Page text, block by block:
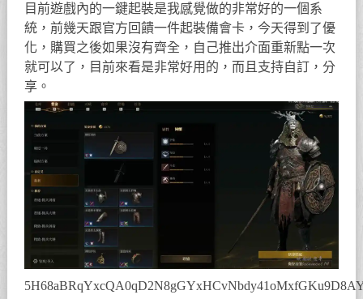
目前遊戲內的一鍵起裝是我感覺做的非常好的一個系
統，前幾天跟官方回饋一件起裝備會卡，今天得到了優
化，購買之後如果沒有齊全，自己推出介面重新點一次
就可以了，目前來看是非常好用的，而且支持自訂，分
享。